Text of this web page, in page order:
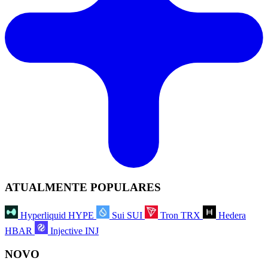
ATUALMENTE POPULARES
Hyperliquid HYPE Sui SUI Tron TRX
Hedera
HBAR
Injective INJ
NOVO